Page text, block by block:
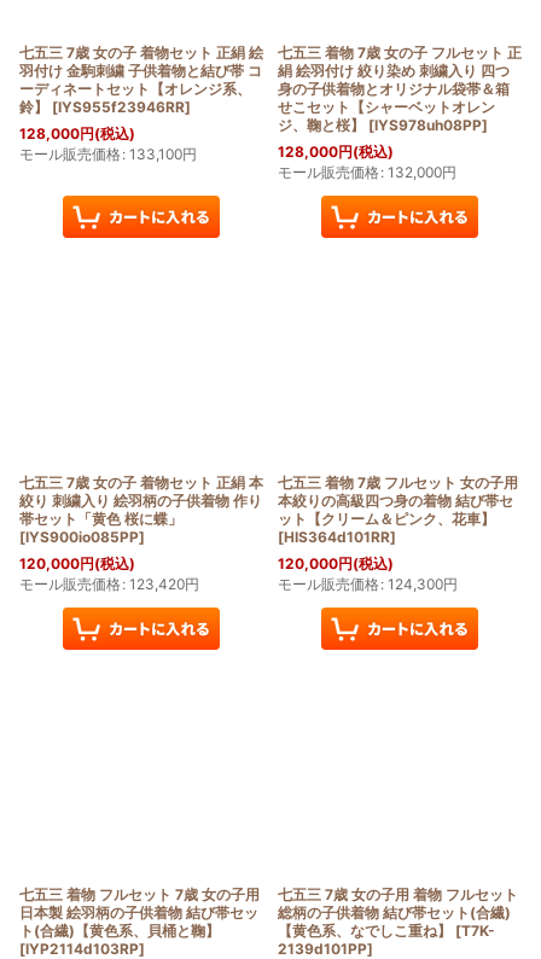
七五三 7歳 女の子 着物セット 正絹 絵
羽付け 金駒刺繍 子供着物と結び帯 コ
ーディネートセット【オレンジ系、
鈴】
[IYS955f23946RR]
128,000円(税込)
モール販売価格: 133,100円
七五三 着物 7歳 女の子 フルセット 正
絹 絵羽付け 絞り染め 刺繍入り 四つ
身の子供着物とオリジナル袋帯＆箱
せこセット【シャーベットオレン
ジ、鞠と桜】
[IYS978uh08PP]
128,000円(税込)
モール販売価格: 132,000円
七五三 7歳 女の子 着物セット 正絹 本
絞り 刺繍入り 絵羽柄の子供着物 作り
帯セット「黄色 桜に蝶」
[IYS900io085PP]
120,000円(税込)
モール販売価格: 123,420円
七五三 着物 7歳 フルセット 女の子用
本絞りの高級四つ身の着物 結び帯セ
ット【クリーム＆ピンク、花車】
[HIS364d101RR]
120,000円(税込)
モール販売価格: 124,300円
七五三 着物 フルセット 7歳 女の子用
日本製 絵羽柄の子供着物 結び帯セッ
ト(合繊)【黄色系、貝桶と鞠】
[IYP2114d103RP]
七五三 7歳 女の子用 着物 フルセット
総柄の子供着物 結び帯セット(合繊)
【黄色系、なでしこ重ね】
[T7K-
2139d101PP]